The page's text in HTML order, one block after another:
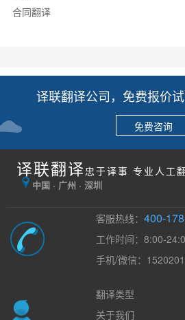
合同翻译
译联翻译公司，免费报价
免费咨询
译联翻译 忠于译事 专业人工
中国 · 广州 · 深圳
客服热线：400-
工作时间：8:00-
手机/微信：
翻译类型
关于我们